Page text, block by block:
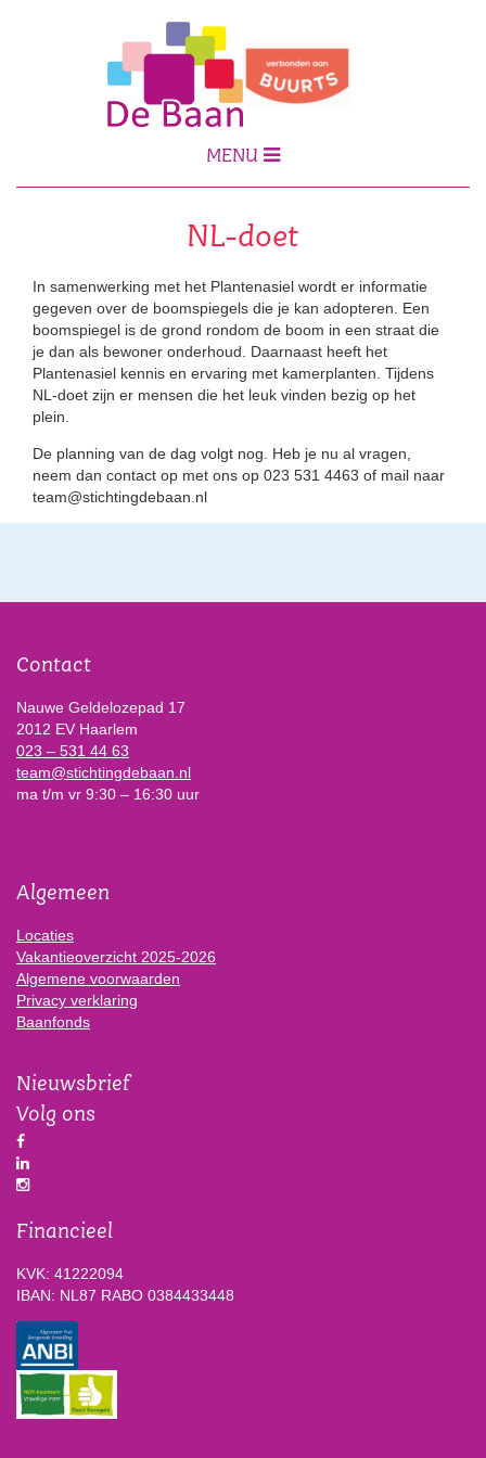
MENU
NL-doet
In samenwerking met het Plantenasiel wordt er informatie
gegeven over de boomspiegels die je kan adopteren. Een
boomspiegel is de grond rondom de boom in een straat die
je dan als bewoner onderhoud. Daarnaast heeft het
Plantenasiel kennis en ervaring met kamerplanten. Tijdens
NL-doet zijn er mensen die het leuk vinden bezig op het
plein.
De planning van de dag volgt nog. Heb je nu al vragen,
neem dan contact op met ons op 023 531 4463 of mail naar
team@stichtingdebaan.nl
Contact
Nauwe Geldelozepad 17
2012 EV Haarlem
023 – 531 44 63
team@stichtingdebaan.nl
ma t/m vr 9:30 – 16:30 uur
Algemeen
Locaties
Vakantieoverzicht 2025-2026
Algemene voorwaarden
Privacy verklaring
Baanfonds
Nieuwsbrief
Volg ons
Financieel
KVK: 41222094
IBAN: NL87 RABO 0384433448